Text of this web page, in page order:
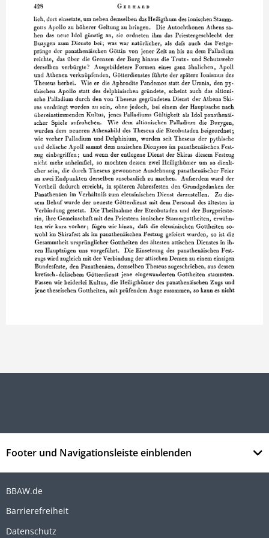
Footer und Navigationsleiste einblenden
BBAW.de
Barrierefreiheit
Datenschutz